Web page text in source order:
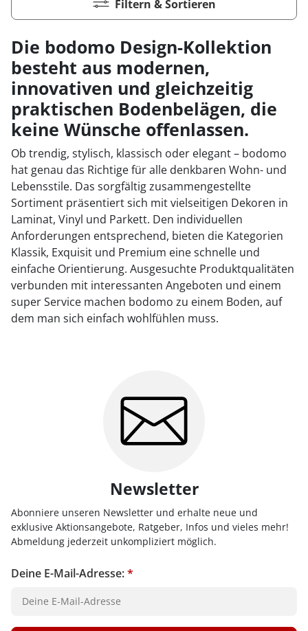
Filtern & Sortieren
Die bodomo Design-Kollektion
besteht aus modernen,
innovativen und gleichzeitig
praktischen Bodenbelägen, die
keine Wünsche offenlassen.
Ob trendig, stylisch, klassisch oder elegant – bodomo
hat genau das Richtige für alle denkbaren Wohn- und
Lebensstile. Das sorgfältig zusammengestellte
Sortiment präsentiert sich mit vielseitigen Dekoren in
Laminat, Vinyl und Parkett. Den individuellen
Anforderungen entsprechend, bieten die Kategorien
Klassik, Exquisit und Premium eine schnelle und
einfache Orientierung. Ausgesuchte Produktqualitäten
verbunden mit interessanten Angeboten und einem
super Service machen bodomo zu einem Boden, auf
dem man sich einfach wohlfühlen muss.
Newsletter
Abonniere unseren Newsletter und erhalte neue und
exklusive Aktionsangebote, Ratgeber, Infos und vieles mehr!
Abmeldung jederzeit unkompliziert möglich.
Deine E-Mail-Adresse:*